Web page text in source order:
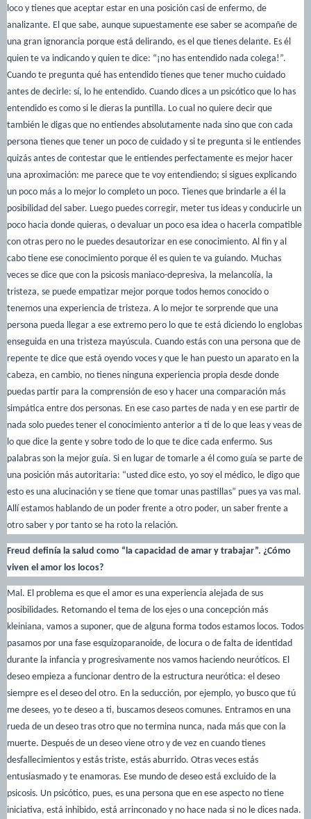
loco y tienes que aceptar estar en una posición casi de enfermo, de
analizante. El que sabe, aunque supuestamente ese saber se acompañe de
una gran ignorancia porque está delirando, es el que tienes delante. Es él
quien te va indicando y quien te dice: “¡no has entendido nada colega!”.
Cuando te pregunta qué has entendido tienes que tener mucho cuidado
antes de decirle: sí, lo he entendido. Cuando dices a un psicótico que lo has
entendido es como si le dieras la puntilla. Lo cual no quiere decir que
también le digas que no entiendes absolutamente nada sino que con cada
persona tienes que tener un poco de cuidado y si te pregunta si le entiendes
quizás antes de contestar que le entiendes perfectamente es mejor hacer
una aproximación: me parece que te voy entendiendo; si sigues explicando
un poco más a lo mejor lo completo un poco. Tienes que brindarle a él la
posibilidad del saber. Luego puedes corregir, meter tus ideas y conducirle un
poco hacia donde quieras, o devaluar un poco esa idea o hacerla compatible
con otras pero no le puedes desautorizar en ese conocimiento. Al fin y al
cabo tiene ese conocimiento porque él es quien te va guiando. Muchas
veces se dice que con la psicosis maniaco-depresiva, la melancolía, la
tristeza, se puede empatizar mejor porque todos hemos conocido o
tenemos una experiencia de tristeza. A lo mejor te sorprende que una
persona pueda llegar a ese extremo pero lo que te está diciendo lo englobas
enseguida en una tristeza mayúscula. Cuando estás con una persona que de
repente te dice que está oyendo voces y que le han puesto un aparato en la
cabeza, en cambio, no tienes ninguna experiencia propia desde donde
puedas partir para la comprensión de eso y hacer una comparación más
simpática entre dos personas. En ese caso partes de nada y en ese partir de
nada solo puedes tener el conocimiento anterior a ti de lo que leas y veas de
lo que dice la gente y sobre todo de lo que te dice cada enfermo. Sus
palabras son la mejor guía. Si en lugar de tomarle a él como guía se parte de
una posición más autoritaria: “usted dice esto, yo soy el médico, le digo que
esto es una alucinación y se tiene que tomar unas pastillas” pues ya vas mal.
Allí estamos hablando de un poder frente a otro poder, un saber frente a
otro saber y por tanto se ha roto la relación.
Freud definía la salud como “la capacidad de amar y trabajar”. ¿Cómo
viven el amor los locos?
Mal. El problema es que el amor es una experiencia alejada de sus
posibilidades. Retomando el tema de los ejes o una concepción más
kleiniana, vamos a suponer, que de alguna forma todos estamos locos. Todos
pasamos por una fase esquizoparanoide, de locura o de falta de identidad
durante la infancia y progresivamente nos vamos haciendo neuróticos. El
deseo empieza a funcionar dentro de la estructura neurótica: el deseo
siempre es el deseo del otro. En la seducción, por ejemplo, yo busco que tú
me desees, yo te deseo a ti, buscamos deseos comunes. Entramos en una
rueda de un deseo tras otro que no termina nunca, nada más que con la
muerte. Después de un deseo viene otro y de vez en cuando tienes
desfallecimientos y estás triste, estás aburrido. Otras veces estás
entusiasmado y te enamoras. Ese mundo de deseo está excluido de la
psicosis. Un psicótico, pues, es una persona que en ese aspecto no tiene
iniciativa, está inhibido, está arrinconado y no hace nada si no le dices nada.